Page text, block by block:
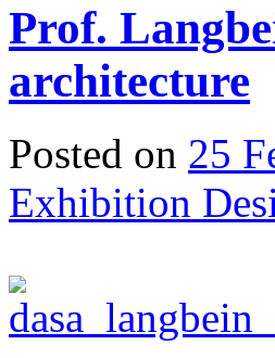
Prof.
architecture
Posted on 25
Exhibition